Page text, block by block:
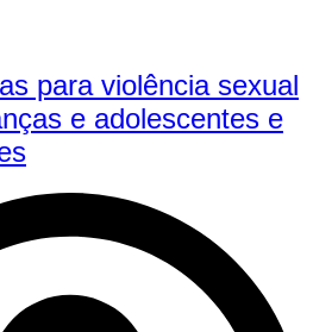
para violência sexual
e adolescentes e